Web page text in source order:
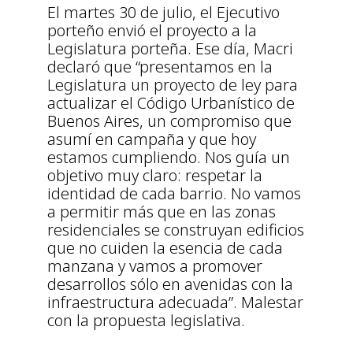
El martes 30 de julio, el Ejecutivo
porteño envió el proyecto a la
Legislatura porteña. Ese día, Macri
declaró que “presentamos en la
Legislatura un proyecto de ley para
actualizar el Código Urbanístico de
Buenos Aires, un compromiso que
asumí en campaña y que hoy
estamos cumpliendo. Nos guía un
objetivo muy claro: respetar la
identidad de cada barrio. No vamos
a permitir más que en las zonas
residenciales se construyan edificios
que no cuiden la esencia de cada
manzana y vamos a promover
desarrollos sólo en avenidas con la
infraestructura adecuada”. Malestar
con la propuesta legislativa.